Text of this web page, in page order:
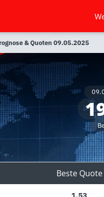
& Quoten 09.05.2025
Beste Quote